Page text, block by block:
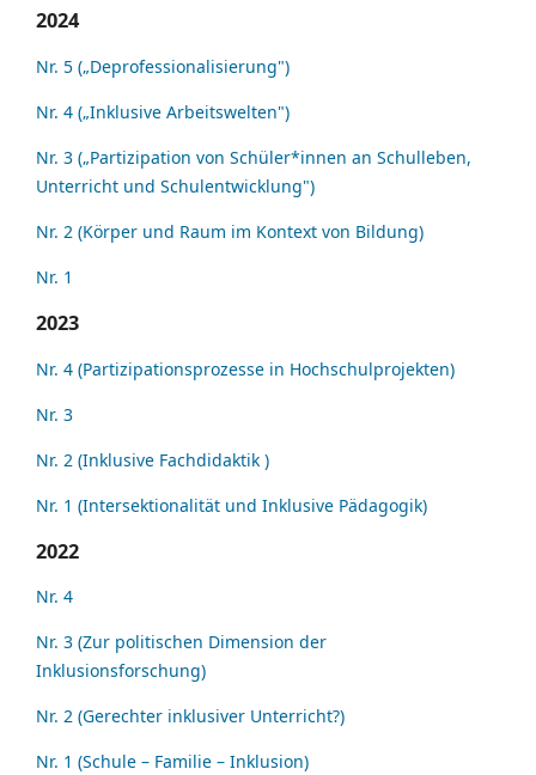
2024
Nr. 5 („Deprofessionalisierung")
Nr. 4 („Inklusive Arbeitswelten")
Nr. 3 („Partizipation von Schüler*innen an Schulleben,
Unterricht und Schulentwicklung")
Nr. 2 (Körper und Raum im Kontext von Bildung)
Nr. 1
2023
Nr. 4 (Partizipationsprozesse in Hochschulprojekten)
Nr. 3
Nr. 2 (Inklusive Fachdidaktik )
Nr. 1 (Intersektionalität und Inklusive Pädagogik)
2022
Nr. 4
Nr. 3 (Zur politischen Dimension der
Inklusionsforschung)
Nr. 2 (Gerechter inklusiver Unterricht?)
Nr. 1 (Schule – Familie – Inklusion)